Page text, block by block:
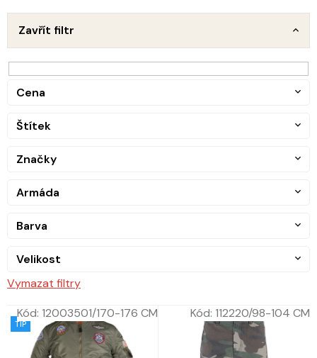
Zavřít filtr
Značky
Armáda
Barva
Velikost
Vymazat filtry
Cena
Štítek
o
t
TIP
Kód: 12003501/170-176 CM Kód: 112220/98-104 CM